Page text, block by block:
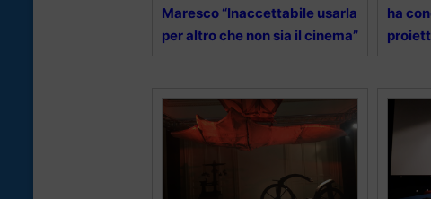
Maresco “Inaccettabile usarla
per altro che non sia il cinema”
ha